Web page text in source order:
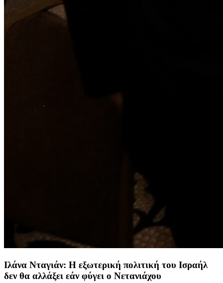
Ιλάνα Νταγιάν: Η εξωτερική πολιτική του Ισραήλ
δεν θα αλλάξει εάν φύγει ο Νετανιάχου